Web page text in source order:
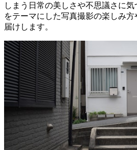
しまう日常の美しさや不思議さに
をテーマにした写真撮影の楽しみ
届けします。